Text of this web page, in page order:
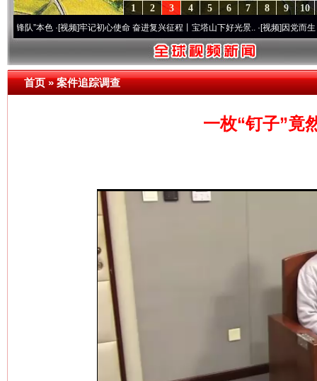
10
9
8
7
6
5
4
3
2
1
·[视频]牢记初心使命 奋进复兴征程丨宝塔山下好光景..·[视频]因党而生 为党而战
首页»案件追踪调查
一枚“钉子”竟